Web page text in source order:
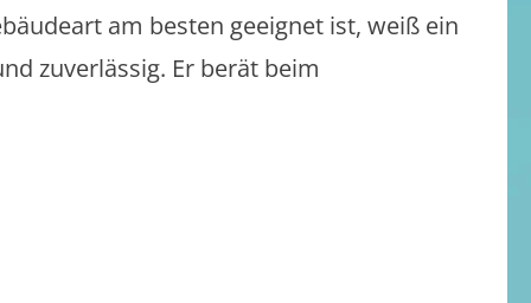
am besten geeignet ist, weiß ein
zuverlässig. Er berät beim